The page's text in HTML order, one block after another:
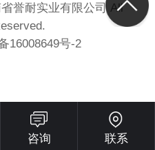
誉耐实业有限公司 All
16008649号-2
咨询 联系